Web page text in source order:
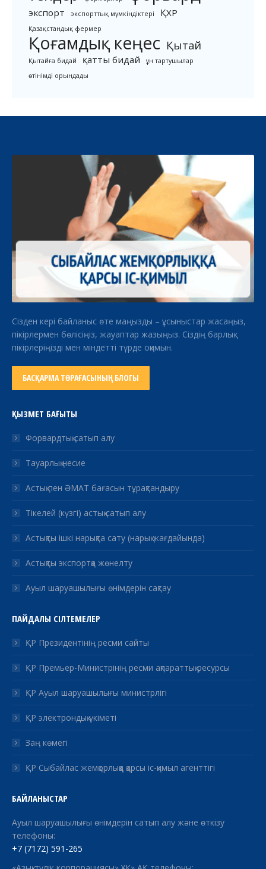
экспорт экспорттық мүмкіндіктері ҚХР
Қазақстандық фермер
Қоғамдық кеңес Қытай
Қытайға бидай қатты бидай
ұн тартушылар
өтінімді орындады
Сізден кері байланыс өте маңызды – ұсыныстар жасаңыз,
пікірлермен бөлісіңіз, жауаптар жазыңыз. Сіздің барлық
пікірлеріңізді мен міндетті түрде оқимын.
БАСҚАРМА ТӨРАҒАСЫНЫҢ БЛОГЫ
ҚЫЗМЕТ БАҒЫТЫ
Форвардтық сатып алу
Тауарлық несие
Астық пен ӘМАТ бағасын тұрақтандыру
Тікелей (күзгі) астық сатып алу
Астықты ішкі нарықта сату (нарық жағдайында)
Астықты экспортқа жөнелту
Ауыл шаруашылығы өнімдерін сақтау
ПАЙДАЛЫ СІЛТЕМЕЛЕР
ҚР Президентінің ресми сайты
ҚР Премьер-Министрінің ресми ақпараттық ресурсы
ҚР Ауыл шаруашылығы министрлігі
ҚР электрондық үкіметі
Заң көмегі
ҚР Сыбайлас жемқорлыққа қарсы іс-қимыл агенттігі
БАЙЛАНЫСТАР
Ауыл шаруашылығы өнімдерін сатып алу және өткізу
телефоны:
+7 (7172) 591-265